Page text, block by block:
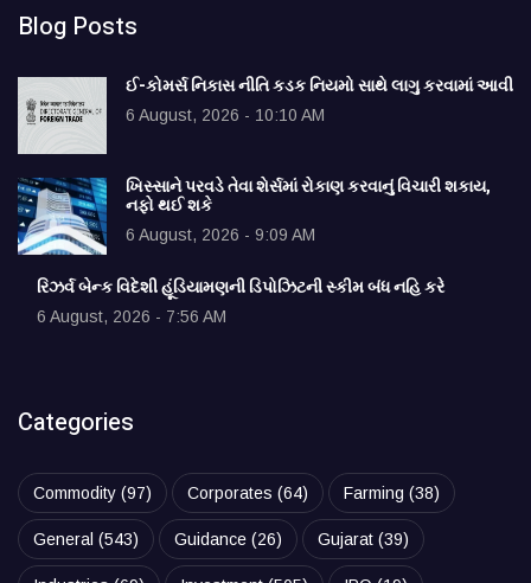
Blog Posts
ઈ-કોમર્સ નિકાસ નીતિ કડક નિયમો સાથે લાગુ કરવામાં આવી
6 August, 2026 - 10:10 AM
ખિસ્સાને પરવડે તેવા શેર્સમાં રોકાણ કરવાનું વિચારી શકાય,
નફો થઈ શકે
6 August, 2026 - 9:09 AM
રિઝર્વ બેન્ક વિદેશી હૂંડિયામણની ડિપોઝિટની સ્કીમ બંધ નહિ કરે
6 August, 2026 - 7:56 AM
Categories
Commodity (97) Corporates (64) Farming (38)
General (543) Guidance (26) Gujarat (39)